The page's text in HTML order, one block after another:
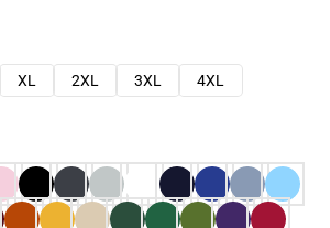
XL 2XL 3XL
4XL